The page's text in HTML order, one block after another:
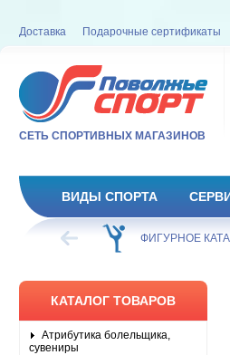
Доставка Подарочные сертификаты
СЕТЬ СПОРТИВНЫХ МАГАЗИНОВ
ВИДЫ СПОРТА
ХОККЕЙ ФИГУРНОЕ
КАТАЛОГ ТОВАРОВ
Атрибутика болельщика,
сувениры